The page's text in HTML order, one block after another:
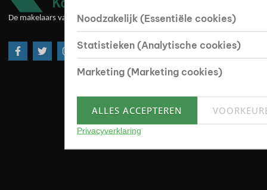
De makelaars van goede huizeNoodzakelijk (Essentiële cookies)
Statistieken (Analytische cookies)
Marketing (Marketing cookies)
ALLES ACCEPTEREN
Privacyverklaring